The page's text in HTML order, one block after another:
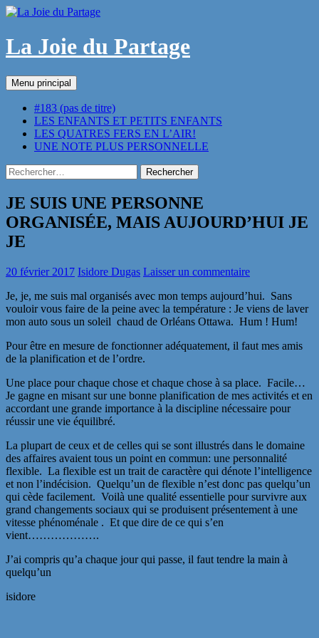
Aller
contenu
La Joie du Partage
Recherche
Menu principal
#183 (pas de titre)
LES ENFANTS ET PETITS ENFANTS
LES QUATRES FERS EN L’AIR!
UNE NOTE PLUS PERSONNELLE
Rechercher :
JE SUIS UNE PERSONNE
ORGANISÉE, MAIS AUJOURD’HUI JE
JE
20 février 2017 Isidore Dugas Laisser un commentaire
Je, je, me suis mal organisés avec mon temps aujourd’hui. Sans
vouloir vous faire de la peine avec la température : Je viens de laver
mon auto sous un soleil chaud de Orléans Ottawa. Hum ! Hum!
Pour être en mesure de fonctionner adéquatement, il faut mes amis
de la planification et de l’ordre.
Une place pour chaque chose et chaque chose à sa place. Facile…
Je gagne en misant sur une bonne planification de mes activités et en
accordant une grande importance à la discipline nécessaire pour
réussir une vie équilibré.
La plupart de ceux et de celles qui se sont illustrés dans le domaine
des affaires avaient tous un point en commun: une personnalité
flexible. La flexible est un trait de caractère qui dénote l’intelligence
et non l’indécision. Quelqu’un de flexible n’est donc pas quelqu’un
qui cède facilement. Voilà une qualité essentielle pour survivre aux
grand changements sociaux qui se produisent présentement à une
vitesse phénoménale . Et que dire de ce qui s’en
vient……………….
J’ai compris qu’a chaque jour qui passe, il faut tendre la main à
quelqu’un
isidore